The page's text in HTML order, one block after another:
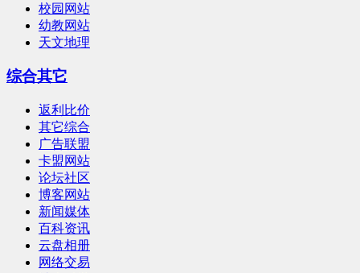
校园网站
幼教网站
天文地理
综合其它
返利比价
其它综合
广告联盟
卡盟网站
论坛社区
博客网站
新闻媒体
百科资讯
云盘相册
网络交易